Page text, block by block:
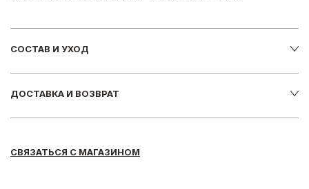
СОСТАВ И УХОД
ДОСТАВКА И ВОЗВРАТ
СВЯЗАТЬСЯ С МАГАЗИНОМ